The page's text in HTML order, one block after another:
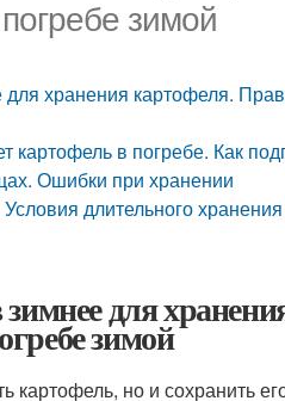
зимой
хранения картофеля.
картофель в погребе. Как
Ошибки при хранении
длительного
зимнее для
зимой
картофель, но и сохранить